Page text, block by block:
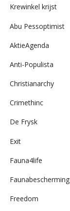
Krewinkel krijst
Abu Pessoptimist
AktieAgenda
Anti-Populista
Christianarchy
Crimethinc
De Frysk
Exit
Fauna4life
Faunabescherming
Freedom